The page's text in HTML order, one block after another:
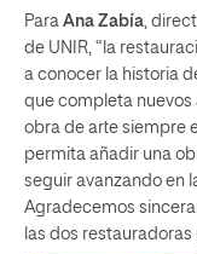
Para Ana Zabía,
de UNIR, “la
a conocer la historia
que completa
obra de arte siempre
permita añadir una
seguir avanzando en
Agradecemos
las dos